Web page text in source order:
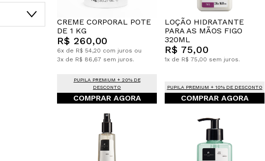
CREME CORPORAL POTE
DE 1 KG
R$ 260,00
6x de R$ 54,20 com juros ou
3x de R$ 86,67 sem juros.
PUPILA PREMIUM + 20% DE
DESCONTO
COMPRAR AGORA
LOÇÃO HIDRATANTE
PARA AS MÃOS FIGO
320ML
R$ 75,00
1x de R$ 75,00 sem juros.
PUPILA PREMIUM + 10% DE DESCONTO
COMPRAR AGORA